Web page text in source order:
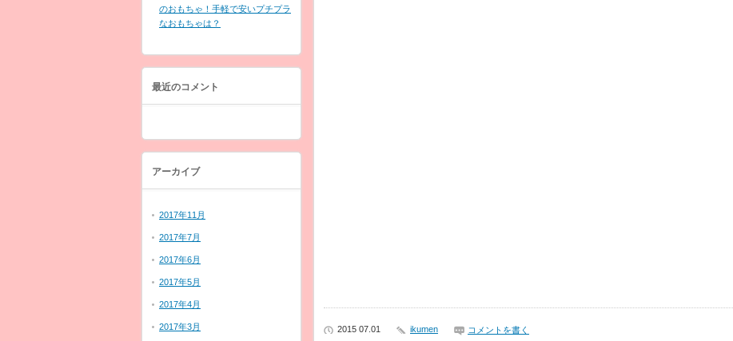
2015 07.01 ikumen コメントを書く
のおもちゃ！手軽で安いプチプラ
なおもちゃは？
最近のコメント
アーカイブ
2017年11月
2017年7月
2017年6月
2017年5月
2017年4月
2017年3月